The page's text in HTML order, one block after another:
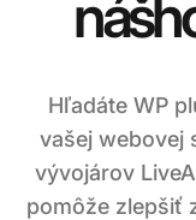
Hľadáte WP
vašej webovej
vývojárov
pomôže zlepšiť